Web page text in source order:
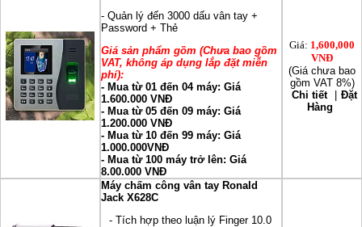
- Quản lý đến 3000 dấu vân tay +
Password + Thẻ
Giá sản phẩm gồm (Chưa bao gồm
VAT, không áp dụng lắp đặt miễn
phí):
- Mua từ 01 đến 04 máy: Giá
1.600.000 VNĐ
- Mua từ 05 đến 09 máy: Giá
1.200.000 VNĐ
- Mua từ 10 đến 99 máy: Giá
1.000.000VNĐ
- Mua từ 100 máy trở lên: Giá
8.00.000 VNĐ
Giá: 1,600,000
VNĐ
(Giá chưa bao
gồm VAT 8%)
Chi tiết
Đặt
Hàng
Máy chấm công vân tay Ronald
Jack X628C
- Tích hợp theo luận lý Finger 10.0